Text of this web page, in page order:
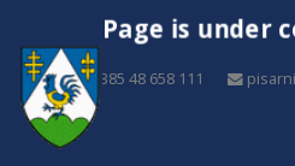
Page is under
+385 48 658 111